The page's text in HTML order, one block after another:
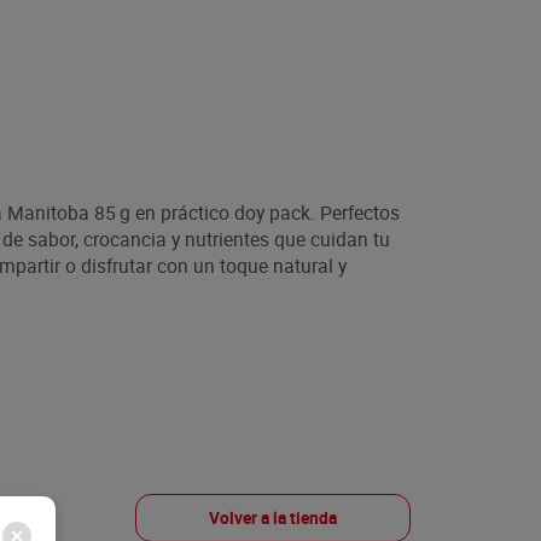
85 g en práctico doy pack. Perfectos
sabor, crocancia y nutrientes que cuidan tu
o disfrutar con un toque natural y
Volver a la tienda